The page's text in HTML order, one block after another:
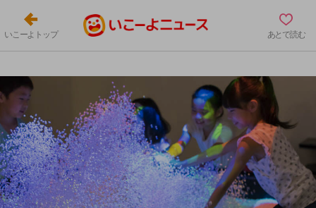
いこーよトップ あとで読む